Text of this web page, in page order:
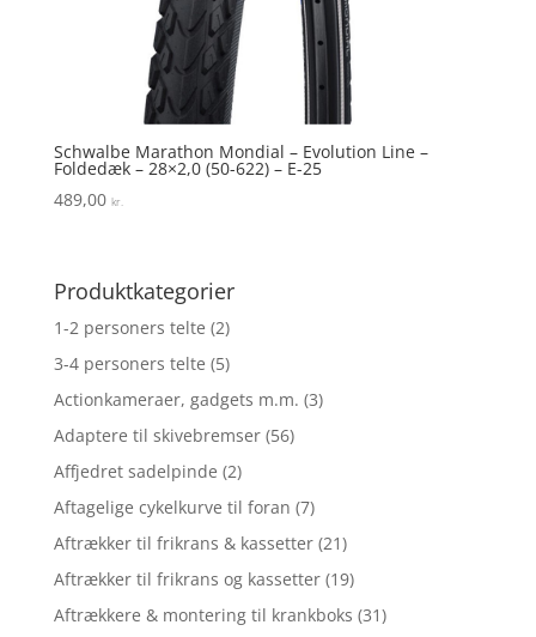
Schwalbe Marathon Mondial – Evolution Line –
Foldedæk – 28×2,0 (50-622) – E-25
489,00 kr.
Produktkategorier
1-2 personers telte (2)
3-4 personers telte (5)
Actionkameraer, gadgets m.m. (3)
Adaptere til skivebremser (56)
Affjedret sadelpinde (2)
Aftagelige cykelkurve til foran (7)
Aftrækker til frikrans & kassetter (21)
Aftrækker til frikrans og kassetter (19)
Aftrækkere & montering til krankboks (31)